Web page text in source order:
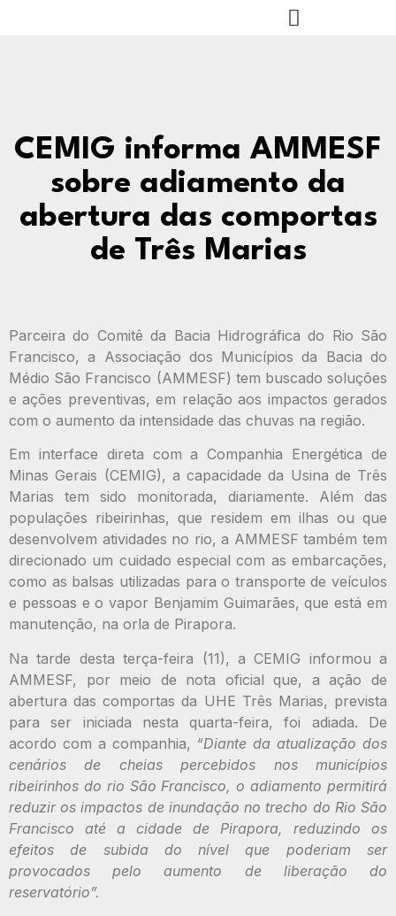
CEMIG informa AMMESF
sobre adiamento da
abertura das comportas
de Três Marias
Parceira do Comitê da Bacia Hidrográfica do Rio São
Francisco, a Associação dos Municípios da Bacia do
Médio São Francisco (AMMESF) tem buscado soluções
e ações preventivas, em relação aos impactos gerados
com o aumento da intensidade das chuvas na região.
Em interface direta com a Companhia Energética de
Minas Gerais (CEMIG), a capacidade da Usina de Três
Marias tem sido monitorada, diariamente. Além das
populações ribeirinhas, que residem em ilhas ou que
desenvolvem atividades no rio, a AMMESF também tem
direcionado um cuidado especial com as embarcações,
como as balsas utilizadas para o transporte de veículos
e pessoas e o vapor Benjamim Guimarães, que está em
manutenção, na orla de Pirapora.
Na tarde desta terça-feira (11), a CEMIG informou a
AMMESF, por meio de nota oficial que, a ação de
abertura das comportas da UHE Três Marias, prevista
para ser iniciada nesta quarta-feira, foi adiada. De
acordo com a companhia, “Diante da atualização dos
cenários de cheias percebidos nos municípios
ribeirinhos do rio São Francisco, o adiamento permitirá
reduzir os impactos de inundação no trecho do Rio São
Francisco até a cidade de Pirapora, reduzindo os
efeitos de subida do nível que poderiam ser
provocados pelo aumento de liberação do
reservatório”.